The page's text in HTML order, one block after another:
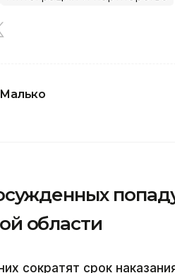
области
сократят срок